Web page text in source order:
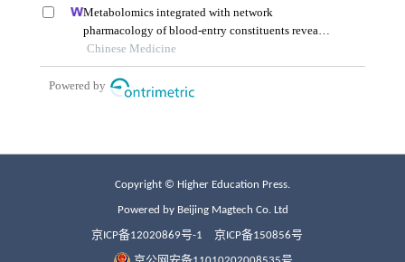
Copyright © Higher Education Press.
Powered by Beijing Magtech Co. Ltd
京ICP备12020869号-1 京ICP备150856号